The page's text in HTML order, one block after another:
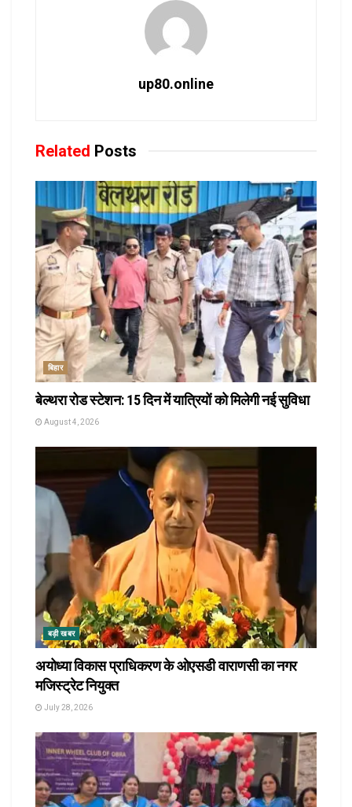
up80.online
Related Posts
बिहार
बेल्थरा रोड स्टेशन: 15 दिन में यात्रियों को मिलेगी नई सुविधा
August 4, 2026
बड़ी खबर
अयोध्या विकास प्राधिकरण के ओएसडी वाराणसी का नगर
मजिस्ट्रेट नियुक्त
July 28, 2026